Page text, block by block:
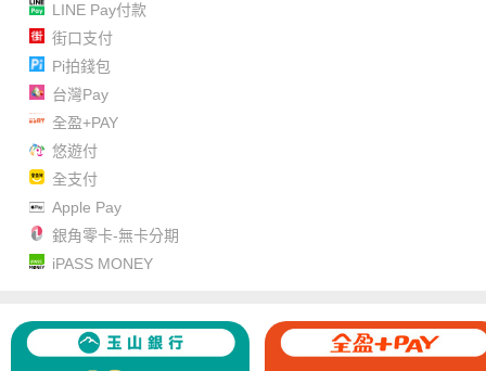
LINE Pay付款
街口支付
Pi拍錢包
台灣Pay
全盈+PAY
悠遊付
全支付
Apple Pay
銀角零卡-無卡分期
iPASS MONEY